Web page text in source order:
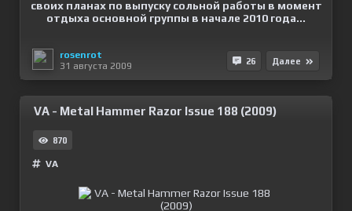
своих планах по выпуску сольной работы в момент
отдыха основной группы в начале 2010 года...
rosenrot
31 августа 2009
26 Далее
VA - Metal Hammer Razor Issue 188 (2009)
870
VA